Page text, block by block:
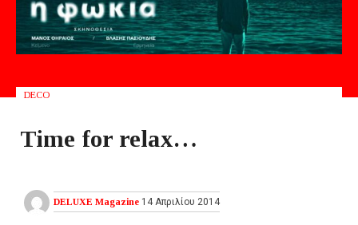
DECO
Time for relax…
DELUXE Magazine 14 Απριλίου 2014